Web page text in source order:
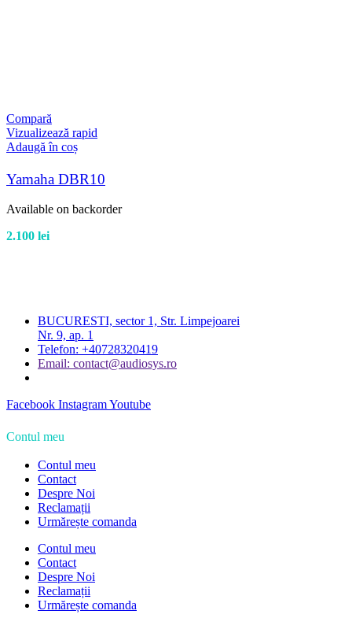
Compară
Vizualizează rapid
Adaugă în coș
Yamaha DBR10
Available on backorder
2.100 lei
BUCURESTI, sector 1, Str. Limpejoarei
Nr. 9, ap. 1
Telefon: +40728320419
Email: contact@audiosys.ro
Facebook InstagramYoutube
Contul meu
Contul meu
Contact
Despre Noi
Reclamații
Urmărește comanda
Contul meu
Contact
Despre Noi
Reclamații
Urmărește comanda